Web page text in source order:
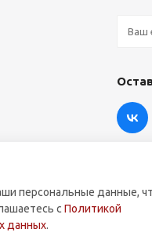
персональные данные,
с Политикой
данных.